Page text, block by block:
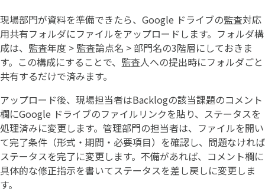
現場部門が資料を準備できたら、Google ドライブの監査対応
用共有フォルダにファイルをアップロードします。フォルダ構
成は、監査年度 > 監査論点名 > 部門名の3階層にしておきま
す。この構成にすることで、監査人への提出時にフォルダごと
共有するだけで済みます。
アップロード後、現場担当者はBacklogの該当課題のコメント
欄にGoogle ドライブのファイルリンクを貼り、ステータスを
処理済みに変更します。管理部門の担当者は、ファイルを開い
て完了条件（形式・期間・必要項目）を確認し、問題なければ
ステータスを完了に変更します。不備があれば、コメント欄に
具体的な修正指示を書いてステータスを差し戻しに変更しま
す。